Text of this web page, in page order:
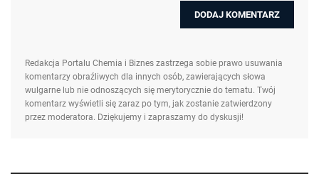
Redakcja Portalu Chemia i Biznes zastrzega sobie prawo usuwania
komentarzy obraźliwych dla innych osób, zawierających słowa
wulgarne lub nie odnoszących się merytorycznie do tematu. Twój
komentarz wyświetli się zaraz po tym, jak zostanie zatwierdzony
przez moderatora. Dziękujemy i zapraszamy do dyskusji!